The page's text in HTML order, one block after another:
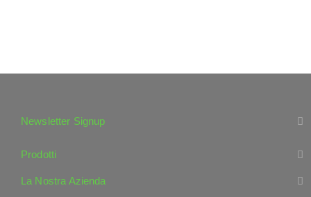
Newsletter Signup
Prodotti
La Nostra Azienda